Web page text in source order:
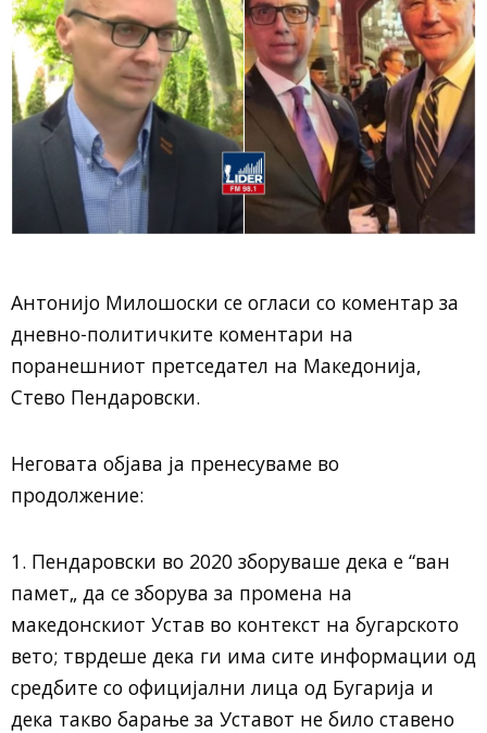
Антонијо Милошоски се огласи со коментар за
дневно-политичките коментари на
поранешниот претседател на Македонија,
Стево Пендаровски.
Неговата објава ја пренесуваме во
продолжение:
1. Пендаровски во 2020 зборуваше дека е “ван
памет„ да се зборува за промена на
македонскиот Устав во контекст на бугарското
вето; тврдеше дека ги има сите информации од
средбите со официјални лица од Бугарија и
дека такво барање за Уставот не било ставено